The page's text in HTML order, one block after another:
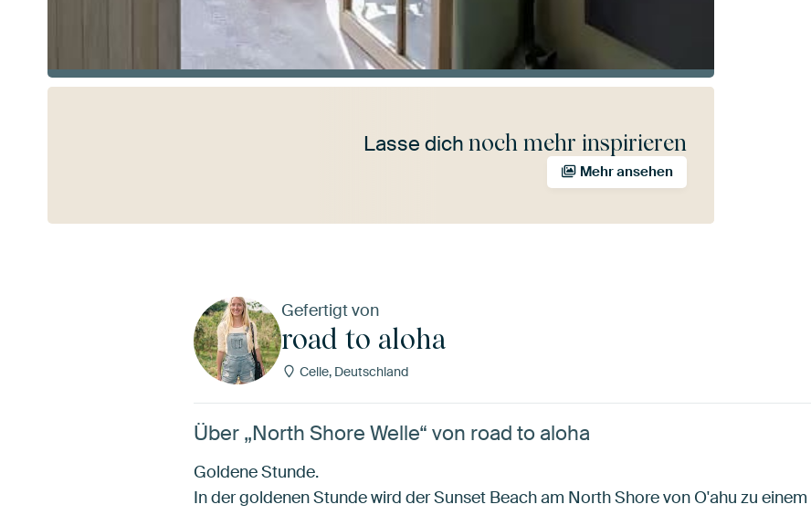
Lasse dich noch mehr inspirieren
Mehr ansehen
Gefertigt von
road to aloha
Celle, Deutschland
Über „North Shore Welle“ von road to aloha
Goldene Stunde.
In der goldenen Stunde wird der Sunset Beach am North Shore von O'ahu zu